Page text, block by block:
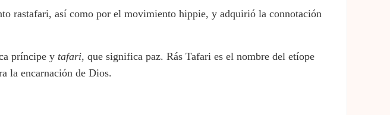
rastafari, así como por el movimiento hippie, y adquirió la connotación
príncipe y tafari, que significa paz. Rás Tafari es el nombre del etíope
la encarnación de Dios.